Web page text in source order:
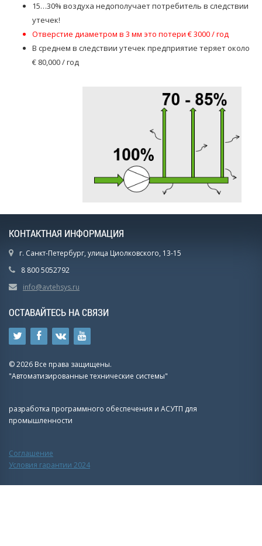
15…30% воздуха недополучает потребитель в следствии
утечек!
Отверстие диаметром в 3 мм это потери € 3000 / год
В среднем в следствии утечек предприятие теряет около
€ 80,000 / год
КОНТАКТНАЯ ИНФОРМАЦИЯ
г. Санкт-Петербург, улица Циолковского, 13-15
8 800 5052792
info@avtehsys.ru
ОСТАВАЙТЕСЬ НА СВЯЗИ
© 2026 Все права защищены.
"Автоматизированные технические системы"
разработка программного обеспечения и АСУТП для
промышленности
Соглашение
Условия гарантии 2024